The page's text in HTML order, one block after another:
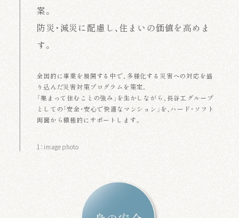
案。
防災・減災に配慮し、住まいの価値を高めま
す。
全国的に事業を展開する中で、多様化する災害への対応を盛
り込んだ災害対策プログラムを策定。
「集まって住むことの強み」を生かしながら、長谷工グループ
としての「安全・安心で快適なマンション」を、ハード・ソフト
両面から積極的にサポートします。
1：image photo